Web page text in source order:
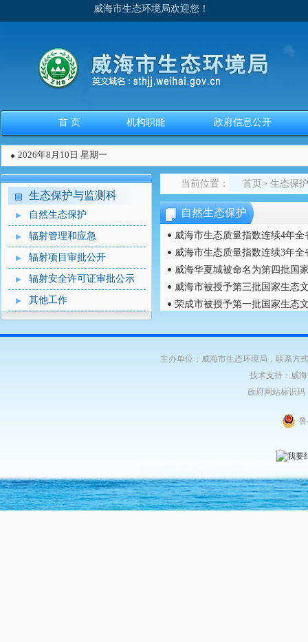
威海市生态环境局欢迎您！
首 页 机构职能 政府信息公开
2026年8月10日 星期一
生态保护与监测科
自然生态保护
辐射管理和应急
辐射项目审批公开
辐射安全许可证审批公示
其他工作
当前位置： 首页 > 生态保
自然生态保护
威海市生态质量指数连续4年全
威海市生态质量指数连续3年全
威海华夏城被命名为第四批国
威海市被授予第三批国家生态
荣成市被授予第一批国家生态
主办单位：威海市生态环境局，联系方
技术支持：威
政府网站标识码